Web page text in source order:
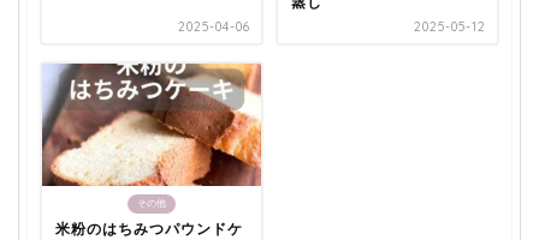
2025-04-06 2025-05-12
その他
米粉のはちみつパウンドケ